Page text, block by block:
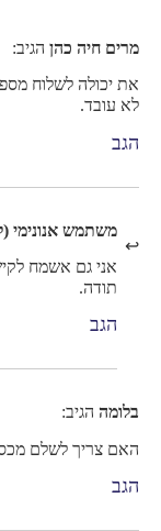
מרים חיה כהן הגיב:
את יכולה לשלוח
לא עובד.
הגב
משתמש אנונימי
אני גם אשמח
תודה.
הגב
בלומה הגיב:
האם צריך לשלם
הגב